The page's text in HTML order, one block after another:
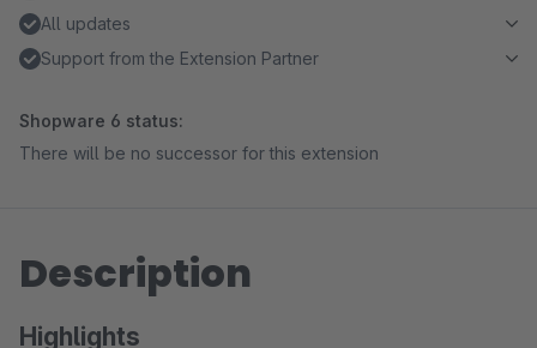
All updates
Support from the Extension Partner
Shopware 6 status:
There will be no successor for this extension
Description
Highlights